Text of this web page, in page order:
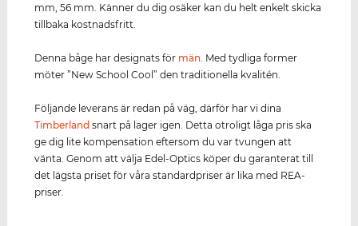
mm, 56 mm. Känner du dig osäker kan du helt enkelt skicka
tillbaka kostnadsfritt.
Denna båge har designats för män . Med tydliga former
möter ”New School Cool” den traditionella kvalitén.
Följande leverans är redan på väg, därför har vi dina
Timberland snart på lager igen. Detta otroligt låga pris ska
ge dig lite kompensation eftersom du var tvungen att
vänta. Genom att välja Edel-Optics köper du garanterat till
det lägsta priset för våra standardpriser är lika med REA-
priser.